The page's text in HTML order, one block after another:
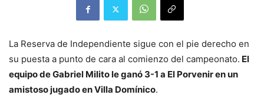
La Reserva de Independiente sigue con el pie derecho en
su puesta a punto de cara al comienzo del campeonato. El
equipo de Gabriel Milito le ganó 3-1 a El Porvenir en un
amistoso jugado en Villa Domínico.